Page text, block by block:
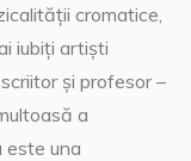
cromatice,
iubiți artiști
și profesor –
a
este una